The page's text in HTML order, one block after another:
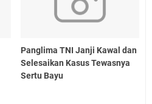
Panglima TNI Janji Kawal dan
Selesaikan Kasus Tewasnya
Sertu Bayu